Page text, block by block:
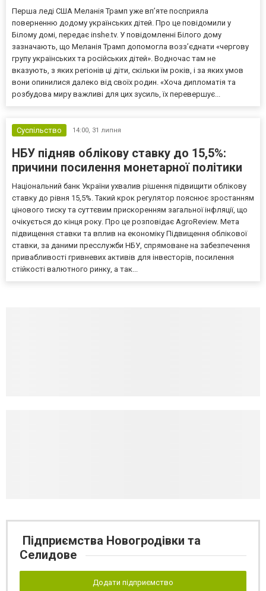
Перша леді США Меланія Трамп уже впʼяте посприяла
поверненню додому українських дітей. Про це повідомили у
Білому домі, передає inshe.tv. У повідомленні Білого дому
зазначають, що Меланія Трамп допомогла возз’єднати «чергову
групу українських та російських дітей». Водночас там не
вказують, з яких регіонів ці діти, скільки їм років, і за яких умов
вони опинилися далеко від своїх родин. «Хоча дипломатія та
розбудова миру важливі для цих зусиль, їх перевершує...
Суспільство 14:00, 31 липня
НБУ підняв облікову ставку до 15,5%:
причини посилення монетарної політики
Національний банк України ухвалив рішення підвищити облікову
ставку до рівня 15,5%. Такий крок регулятор пояснює зростанням
цінового тиску та суттєвим прискоренням загальної інфляції, що
очікується до кінця року. Про це розповідає AgroReview. Мета
підвищення ставки та вплив на економіку Підвищення облікової
ставки, за даними пресслужби НБУ, спрямоване на забезпечення
привабливості гривневих активів для інвесторів, посилення
стійкості валютного ринку, а так...
Підприємства Новогродівки та
Селидове
Додати підприємство